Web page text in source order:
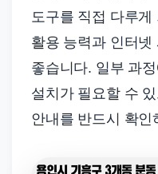
도구를 직접 다루
활용 능력과 인터넷
좋습니다. 일부 과
설치가 필요할 수
안내를 반드시 확인